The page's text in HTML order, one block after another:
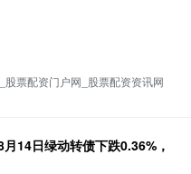
票配资门户网_股票配资资讯网
14日绿动转债下跌0.36%，